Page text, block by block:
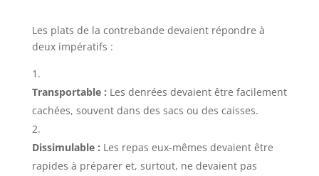
Les plats de la contrebande devaient répondre à
deux impératifs :
Transportable : Les denrées devaient être facilement
cachées, souvent dans des sacs ou des caisses.
Dissimulable : Les repas eux-mêmes devaient être
rapides à préparer et, surtout, ne devaient pas